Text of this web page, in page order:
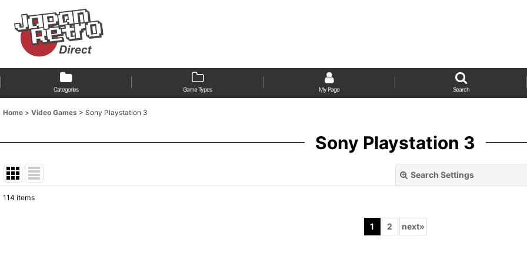
Categories Game Types My Page Search
Home > Video Games > Sony Playstation 3
Sony Playstation 3
Search Settings
114 items
1 2 next»